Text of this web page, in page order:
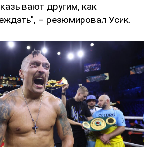
другим, как
– резюмировал Усик.